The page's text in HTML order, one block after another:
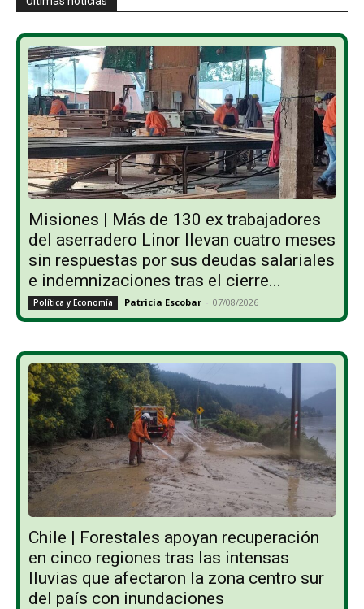
Misiones | Más de 130 ex trabajadores
del aserradero Linor llevan cuatro meses
sin respuestas por sus deudas salariales
e indemnizaciones tras el cierre...
Política y Economía Patricia Escobar - 07/08/2026
Chile | Forestales apoyan recuperación
en cinco regiones tras las intensas
lluvias que afectaron la zona centro sur
del país con inundaciones